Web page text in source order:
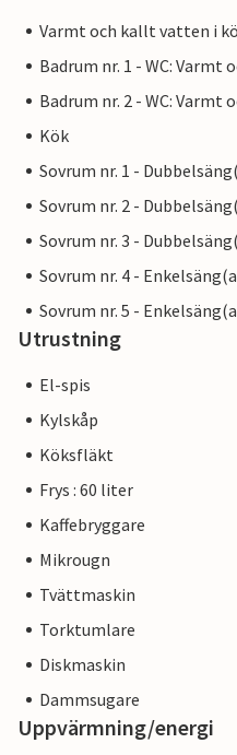
Varmt och kallt vatten i
Badrum nr. 1 - WC: Varmt
Badrum nr. 2 - WC: Varmt
Kök
Sovrum nr. 1 -
Sovrum nr. 2 -
Sovrum nr. 3 -
Sovrum nr. 4 -
Sovrum nr. 5 -
Utrustning
El-spis
Kylskåp
Köksfläkt
Frys : 60 liter
Kaffebryggare
Mikrougn
Tvättmaskin
Torktumlare
Diskmaskin
Dammsugare
Uppvärmning/energi